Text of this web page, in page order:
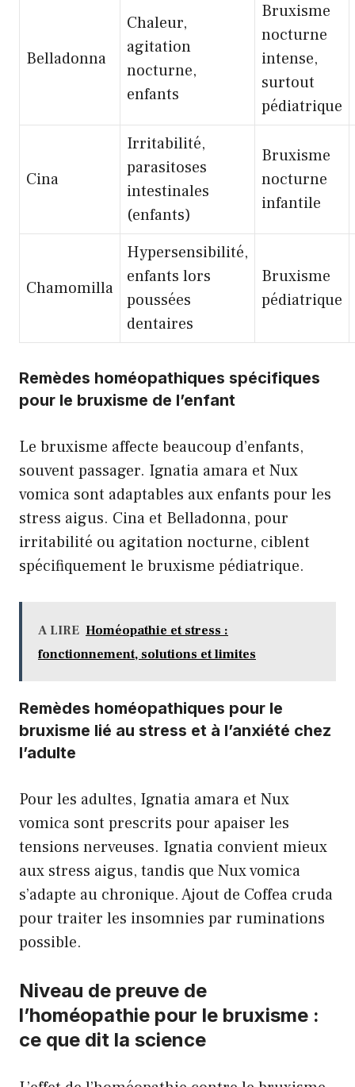
Belladonna
Chaleur,
agitation
nocturne,
enfants
Bruxisme
nocturne
intense,
surtout
pédiatrique
Cina
Irritabilité,
parasitoses
intestinales
(enfants)
Bruxisme
nocturne
infantile
Chamomilla
Hypersensibilité,
enfants lors
poussées
dentaires
Bruxisme
pédiatrique
Remèdes homéopathiques spécifiques
pour le bruxisme de l’enfant
Le bruxisme affecte beaucoup d’enfants,
souvent passager. Ignatia amara et Nux
vomica sont adaptables aux enfants pour les
stress aigus. Cina et Belladonna, pour
irritabilité ou agitation nocturne, ciblent
spécifiquement le bruxisme pédiatrique.
A LIRE Homéopathie et stress :
fonctionnement, solutions et limites
Remèdes homéopathiques pour le
bruxisme lié au stress et à l’anxiété chez
l’adulte
Pour les adultes, Ignatia amara et Nux
vomica sont prescrits pour apaiser les
tensions nerveuses. Ignatia convient mieux
aux stress aigus, tandis que Nux vomica
s’adapte au chronique. Ajout de Coffea cruda
pour traiter les insomnies par ruminations
possible.
Niveau de preuve de
l’homéopathie pour le bruxisme :
ce que dit la science